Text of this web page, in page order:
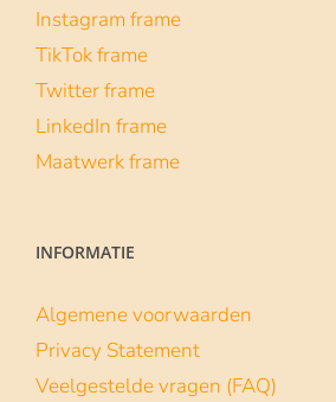
Instagram frame
TikTok frame
Twitter frame
LinkedIn frame
Maatwerk frame
INFORMATIE
Algemene voorwaarden
Privacy Statement
Veelgestelde vragen (FAQ)